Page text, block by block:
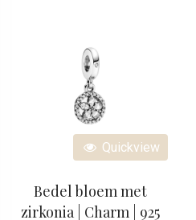
Quickview
Bedel bloem met
zirkonia | Charm | 925